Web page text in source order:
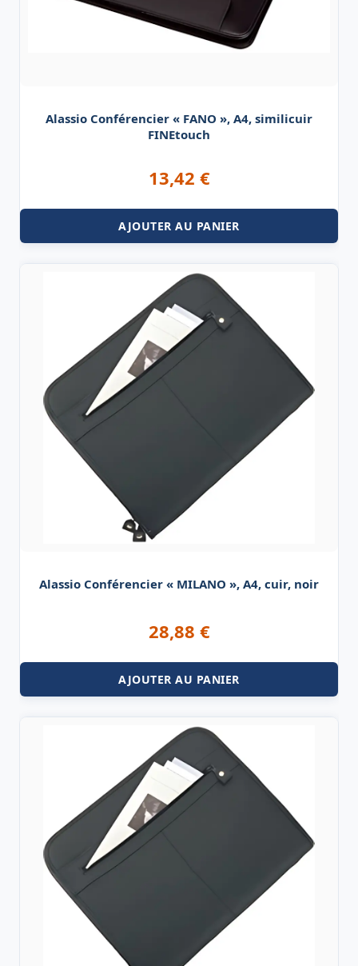
Alassio Conférencier « FANO », A4, similicuir
FINEtouch
13,42 €
AJOUTER AU PANIER
Alassio Conférencier « MILANO », A4, cuir, noir
28,88 €
AJOUTER AU PANIER